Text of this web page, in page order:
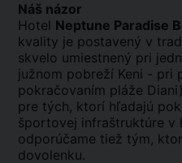
Náš názor
Hotel Neptune Paradise
kvality je postavený v
skvelo umiestnený pri
južnom pobreží Keni - pri
pokračovaním pláže
pre tých, ktorí hľadajú
športovej infraštruktúre v
odporúčame tiež tým,
dovolenku.